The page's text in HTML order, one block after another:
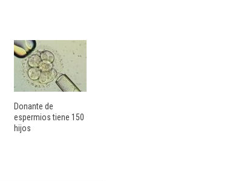
Donante de
espermios tiene 150
hijos